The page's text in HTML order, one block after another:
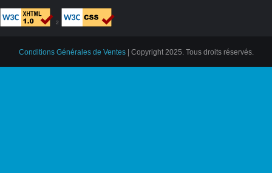
²
Conditions Générales de Ventes| Copyright 2025. Tous droits réservés.